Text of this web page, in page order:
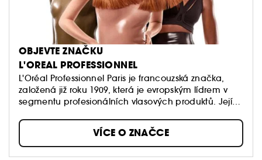
OBJEVTE ZNAČKU
L'OREAL PROFESSIONNEL
L'Oréal Professionnel Paris je francouzská značka,
založená již roku 1909, která je evropským lídrem v
segmentu profesionálních vlasových produktů. Její
profesionálními kadeřníky po celém světě. Díky
vysoce přesné molekulární technologii jsou produkty
L'Oréal Professionnel vhodné pro všechny typy vlasů.
VÍCE O ZNAČCE